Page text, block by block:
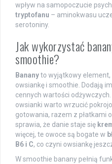
wpływ na samopoczucie
tryptofanu – aminokwasu
serotoniny.
Jak wykorzystać
smoothie?
Bananyto wyjątkowy
owsiankę i smoothie. Dodają
cennych wartości
owsianki warto wrzucić
gotowania, razem z płatkami
sprawia, że danie staje się
więcej, te owoce są bogate w
B6 i C, co czyni owsiankę
W smoothie banany pełnią